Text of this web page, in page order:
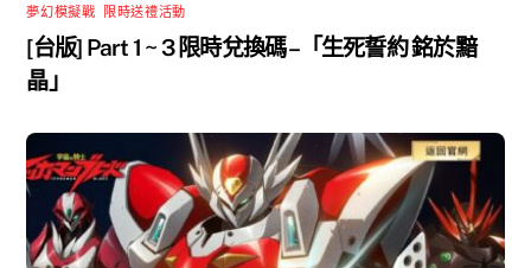
夢幻模擬戰 限時送禮活動
[台版] Part 1 ~ 3 限時兌換碼 –「生死誓約 銘於黯
晶」